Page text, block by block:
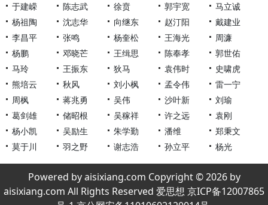
于建嵘
陈志武 徐贲 郭宇宽
马立诚
杨祖陶
沈志华 向继东 赵汀阳
戴建业
李昌平
张鸣 杨奎松 王海光
周濂
杨鹏
邓晓芒 王缉思 陈奉孝
郭世佑
马玲
王振东 狄马 袁伟时
史啸虎
熊培云
秋风 刘小枫 孟令伟
雷一宁
周枫
蒋兆勇 吴伟 沙叶新
刘瑜
葛剑雄
储昭根 吴稼祥 许之远
袁刚
杨小凯
吴励生 朱学勤 潘维
郑秉文
莫于川
羽之野 谢志浩 孙立平 杨光
Powered by aisixiang.com Copyright © 2026 by
aisixiang.com All Rights Reserved 爱思想 京ICP备12007865